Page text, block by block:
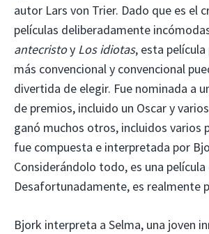
autor Lars von Trier. Dado que es el
películas deliberadamente
antecristoy Los idiotas, esta
más convencional y convencional
divertida de elegir. Fue nominada a
de premios, incluido un Oscar y
ganó muchos otros, incluidos varios
fue compuesta e interpretada por
Considerándolo todo, es una película
Desafortunadamente, es realmente
Bjork interpreta a Selma, una joven